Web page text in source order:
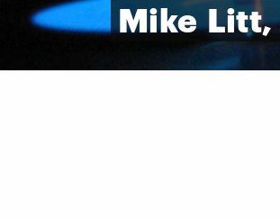
Mike Litt,